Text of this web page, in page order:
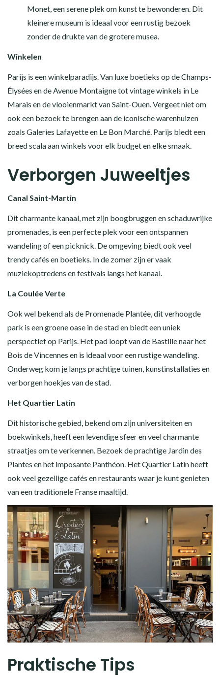
Monet, een serene plek om kunst te bewonderen. Dit
kleinere museum is ideaal voor een rustig bezoek
zonder de drukte van de grotere musea.
Winkelen
Parijs is een winkelparadijs. Van luxe boetieks op de Champs-
Élysées en de Avenue Montaigne tot vintage winkels in Le
Marais en de vlooienmarkt van Saint-Ouen. Vergeet niet om
ook een bezoek te brengen aan de iconische warenhuizen
zoals Galeries Lafayette en Le Bon Marché. Parijs biedt een
breed scala aan winkels voor elk budget en elke smaak.
Verborgen Juweeltjes
Canal Saint-Martin
Dit charmante kanaal, met zijn boogbruggen en schaduwrijke
promenades, is een perfecte plek voor een ontspannen
wandeling of een picknick. De omgeving biedt ook veel
trendy cafés en boetieks. In de zomer zijn er vaak
muziekoptredens en festivals langs het kanaal.
La Coulée Verte
Ook wel bekend als de Promenade Plantée, dit verhoogde
park is een groene oase in de stad en biedt een uniek
perspectief op Parijs. Het pad loopt van de Bastille naar het
Bois de Vincennes en is ideaal voor een rustige wandeling.
Onderweg kom je langs prachtige tuinen, kunstinstallaties en
verborgen hoekjes van de stad.
Het Quartier Latin
Dit historische gebied, bekend om zijn universiteiten en
boekwinkels, heeft een levendige sfeer en veel charmante
straatjes om te verkennen. Bezoek de prachtige Jardin des
Plantes en het imposante Panthéon. Het Quartier Latin heeft
ook veel gezellige cafés en restaurants waar je kunt genieten
van een traditionele Franse maaltijd.
Praktische Tips